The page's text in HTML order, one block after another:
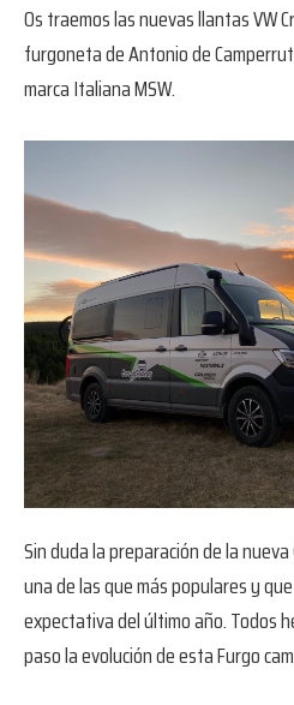
Os traemos las nuevas llantas VW
furgoneta de Antonio de
marca Italiana MSW.
Sin duda la preparación de la
una de las que más populares y
expectativa del último año. Todos
paso la evolución de esta Furgo